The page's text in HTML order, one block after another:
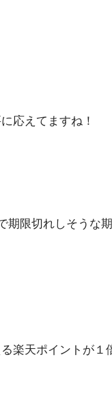
応えてますね！
限切れしそうな
楽天ポイントが１